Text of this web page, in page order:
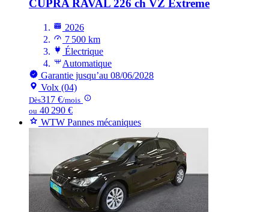
CUPRA RAVAL 226 ch VZ Extreme
2026
7 500 km
Électrique
Automatique
Garantie jusqu’au 08/06/2028
Volx (04)
Dès317 €/mois
ou 40 290 €
WTW Pannes mécaniques